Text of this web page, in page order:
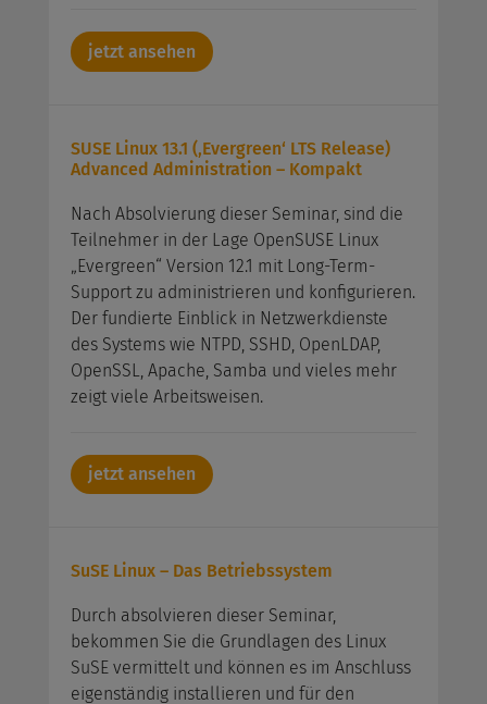
jetzt ansehen
SUSE Linux 13.1 (‚Evergreen‘ LTS Release)
Advanced Administration – Kompakt
Nach Absolvierung dieser Seminar, sind die
Teilnehmer in der Lage OpenSUSE Linux
„Evergreen“ Version 12.1 mit Long-Term-
Support zu administrieren und konfigurieren.
Der fundierte Einblick in Netzwerkdienste
des Systems wie NTPD, SSHD, OpenLDAP,
OpenSSL, Apache, Samba und vieles mehr
zeigt viele Arbeitsweisen.
jetzt ansehen
SuSE Linux – Das Betriebssystem
Durch absolvieren dieser Seminar,
bekommen Sie die Grundlagen des Linux
SuSE vermittelt und können es im Anschluss
eigenständig installieren und für den